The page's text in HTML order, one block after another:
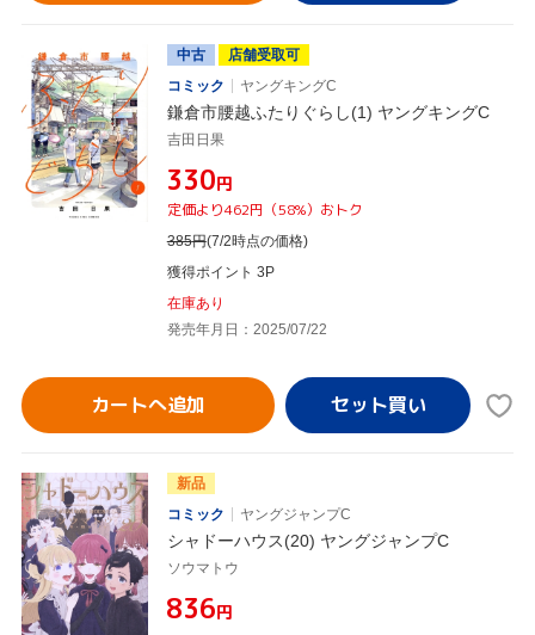
中古
店舗受取可
コミック
ヤングキングC
鎌倉市腰越ふたりぐらし(1) ヤングキングC
吉田日果
¥330円
定価より462円（58%）おトク
385円(7/2時点の価格)
獲得ポイント 3P
在庫あり
発売年月日：2025/07/22
カートへ追加
新品
コミック
ヤングジャンプC
シャドーハウス(20) ヤングジャンプC
ソウマトウ
¥836円